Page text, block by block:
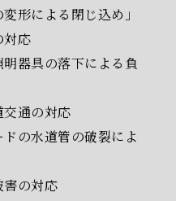
による閉じ込め」
対応
具の落下による負
交通の対応
水道管の破裂によ
害の対応